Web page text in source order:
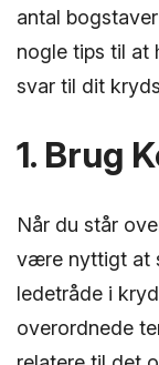
antal
nogle tips til at
svar til dit
1. Brug
Når du står
være nyttigt at
ledetråde i
overordnede